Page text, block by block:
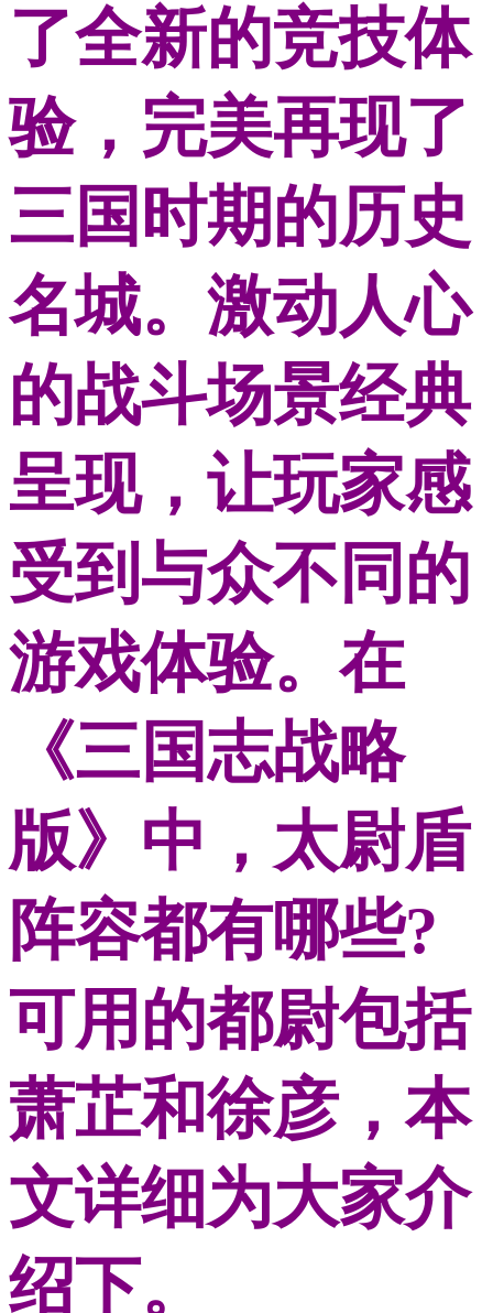
了全新的竞技体
验，完美再现了
三国时期的历史
名城。激动人心
的战斗场景经典
呈现，让玩家感
受到与众不同的
游戏体验。在
《三国志战略
版》中，太尉盾
阵容都有哪些?
可用的都尉包括
萧芷和徐彦，本
文详细为大家介
绍下。